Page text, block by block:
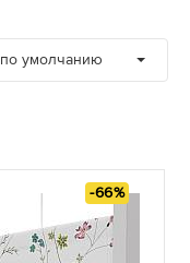
по умолчанию
-66%